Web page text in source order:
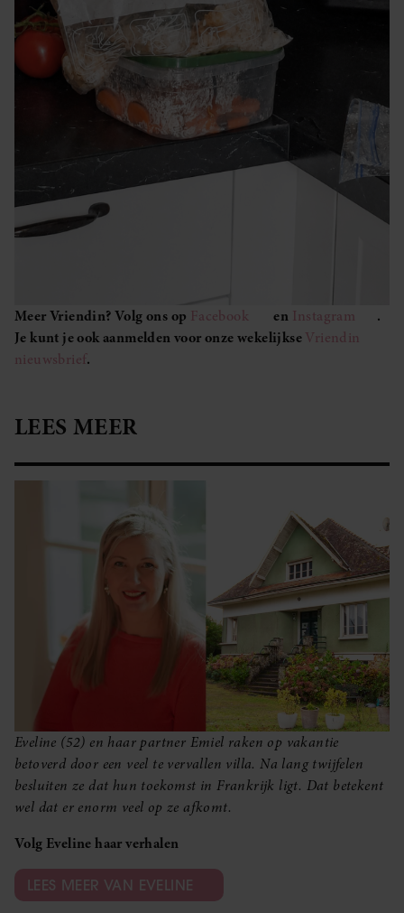
Meer Vriendin? Volg ons op Facebook en Instagram
.
Je kunt je ook aanmelden voor onze wekelijkseVriendin
nieuwsbrief.
LEES MEER
Eveline (52) en haar partner Emiel raken op vakantie
betoverd door een veel te vervallen villa. Na lang twijfelen
besluiten ze dat hun toekomst in Frankrijk ligt. Dat betekent
wel dat er enorm veel op ze afkomt.
Volg Eveline haar verhalen
LEES MEER VAN EVELINE